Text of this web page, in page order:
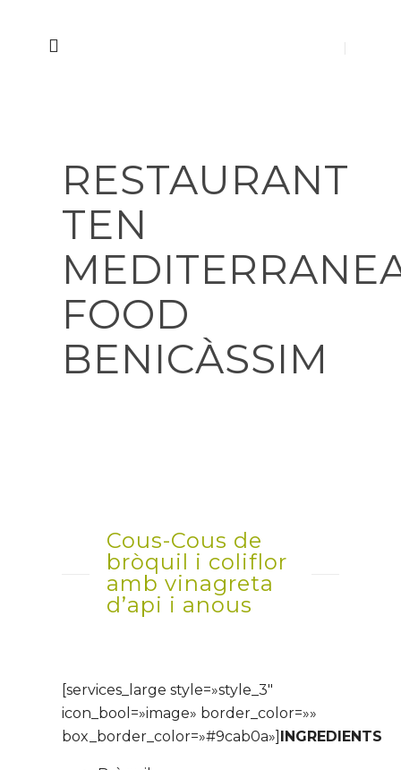
RESTAURANT
TEN
FOOD
BENICÀSSIM
Cous-Cous de
bròquil i coliflor
amb vinagreta
d’api i anous
[services_large style=»style_3″
icon_bool=»image» border_color=»»
box_border_color=»#9cab0a»] INGREDIENTS